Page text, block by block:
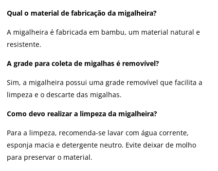
Qual o material de fabricação da migalheira?
A migalheira é fabricada em bambu, um material natural e
resistente.
A grade para coleta de migalhas é removível?
Sim, a migalheira possui uma grade removível que facilita a
limpeza e o descarte das migalhas.
Como devo realizar a limpeza da migalheira?
Para a limpeza, recomenda-se lavar com água corrente,
esponja macia e detergente neutro. Evite deixar de molho
para preservar o material.